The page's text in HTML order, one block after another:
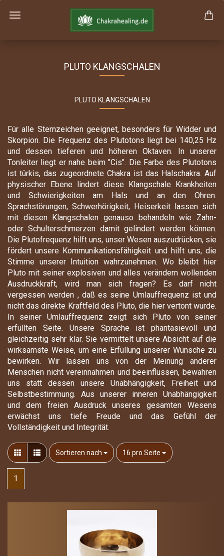
PLUTO KLANGSCHALEN
PLUTO KLANGSCHALEN
Für alle Sternzeichen geeignet, besonders für Widder und
Skorpion. Die Frequenz des Plutotons liegt bei 140,25 Hz
und dessen tieferen und höheren Oktaven. In unserer
Tonleiter liegt er nahe beim "Cis". Die Farbe des Plutotons
ist türkis, das zugeordnete Chakra ist das Halschakra. Auf
physischer Ebene lindert diese Klangschale Krankheiten
und Schwierigkeiten am Hals und an den Ohren.
Sprachstörungen, Schwerhörigkeit, Heiserkeit lassen sich
mit diesen Klangschalen genauso behandeln wie Zahn-
oder Schulterschmerzen damit gelindert werden können.
Die Plutofrequenz hilft uns, unser Wesen auszudrücken, sie
fördert unsere Kommunikationsfähigkeit und hilft uns, die
Stimme unserer Intuition wahrzunehmen. Wo bleibt hier
Pluto mit seiner explosiven und alles verändern wollenden
Ausdruckkraft, wird man sich fragen? Es darf nicht
vergessen werden , daß es seine Umlauffrequenz ist und
nicht das direkte Kraftfeld des Pluto, die hier vertont wurde.
In seiner Umlauffrequenz zeigt sich Pluto von seiner
erfüllten Seite. Unsere Sprache ist phantasievoll und
gleichzeitig sehr klar. Sie vermittelt unsere Absicht auf die
wirksamste Weise, um eine Erfüllung unserer Wünsche zu
bewirken. Wir lassen uns von der Meinung anderer
Menschen nicht vereinnahmen und beeinflussen, bewahren
uns statt dessen unsere Unabhängigkeit, Freiheit und
Selbstbestimmung. Aus unserer inneren Unabhängigkeit
und dem freien Ausdruck unseres gesamten Wesens
erwächst uns tiefe Freude und das Gefühl der
Vollständigkeit und Integrität.
Sortieren nach
Sortieren nach 16 pro Seite
pro Seite
1